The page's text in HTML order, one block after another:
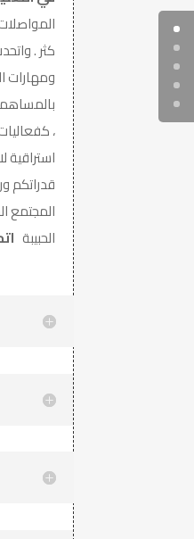
كثر .
ومهارات
،
استراقية
قدراتكم
المجتمع
الحبيبة